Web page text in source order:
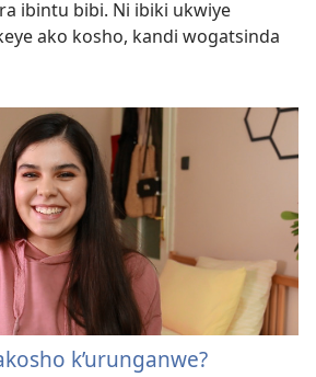
ibintu bibi. Ni ibiki ukwiye
ako kosho, kandi wogatsinda
k’urunganwe?